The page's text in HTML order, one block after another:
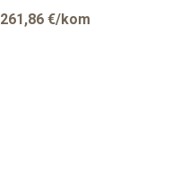
261,86 €/kom